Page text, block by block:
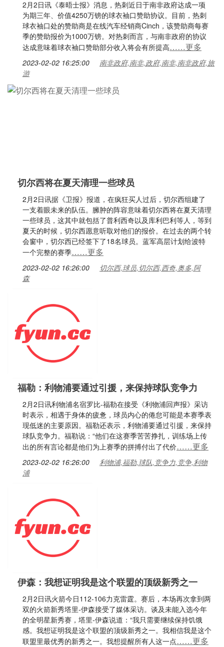
2月2日讯《泰晤士报》消息，热刺近日于南非政府达成一项
为期三年、价值4250万镑的球衣袖口赞助协议。目前，热刺
球衣袖口处的赞助商是在线汽车经销商Cinch，该赞助商每赛
季的赞助报价为1000万镑。对热刺而言，与南非政府的协议
达成意味着球衣袖口赞助部分收入将会有所提高……更多
2023-02-02 16:25:00
南非政府,南非,政府,南非,南非政府,旅
游
切尔西将在夏天清理一些球员
2月2日讯据《卫报》报道，在疯狂买人过后，切尔西组建了
一支着眼未来的队伍。臃肿的阵容意味着切尔西将在夏天清理
一些球员，这其中就包括了普利西奇以及库利巴利等人，等到
夏天的时候，切尔西愿意听取对他们的报价。在过去的两个转
会窗中，切尔西已经签下了18名球员。蓝军高层计划给波特
一个完整的赛季……更多
2023-02-02 16:26:00
切尔西,球员,切尔西,西奇,奥多,阿
森
福勒：利物浦要通过引援，来保持球队竞争力
2月2日讯利物浦名宿罗比-福勒在接受《利物浦回声报》采访
时表示，相遇于身体的疲惫，球员内心的倦怠可能是本赛季表
现低迷的主要原因。福勒还表示，利物浦要通过引援，来保持
球队竞争力。福勒说：“他们在这赛季苦苦挣扎，训练场上传
出的所有言论都是他们为上赛季的拼搏付出了代价……更多
2023-02-02 16:26:00
利物浦,福勒,球队,竞争力,竞争,利物
浦
伊森：我想证明我是这个联盟的顶级新秀之一
2月2日讯火箭今日112-106力克雷霆。赛后，本场再次拿到两
双的火箭新秀塔里-伊森接受了媒体采访。谈及未能入选今年
的全明星新秀赛，塔里-伊森说道：“我只需要继续保持饥饿
感。我想证明我是这个联盟的顶级新秀之一。我相信我是这个
联盟里最优秀的新秀之一。我想提醒所有人这一点……更多